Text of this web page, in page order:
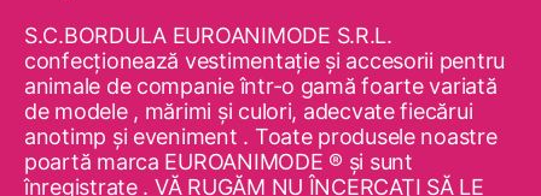
S.C.BORDULA EUROANIMODE S.R.L.
confecţionează vestimentaţie şi accesorii pentru
animale de companie într-o gamă foarte variată
de modele , mărimi şi culori, adecvate fiecărui
anotimp şi eveniment . Toate produsele noastre
poartă marca EUROANIMODE ® şi sunt
înregistrate . VĂ RUGĂM NU ÎNCERCAŢI SĂ LE